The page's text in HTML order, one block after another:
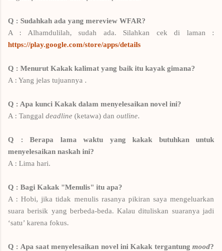
Q : Sudahkah ada yang mereview WFAR?
A : Alhamdulilah, sudah ada. Silahkan cek di laman :
https://play.google.com/store/apps/details
Q : Menurut Kakak kalimat yang baik itu kayak gimana?
A : Yang jelas tujuannya .
Q : Apa kunci Kakak dalam menyelesaikan novel ini?
A : Tanggal deadline (ketawa) dan outline.
Q : Berapa lama waktu yang kakak butuhkan untuk
menyelesaikan naskah ini?
A : Lima hari.
Q : Bagi Kakak "Menulis" itu apa?
A : Hobi, jika tidak menulis rasanya pikiran saya mengeluarkan
suara berisik yang berbeda-beda. Kalau dituliskan suaranya jadi
‘satu’ karena fokus.
Q : Apa saat menyelesaikan novel ini Kakak tergantung mood?